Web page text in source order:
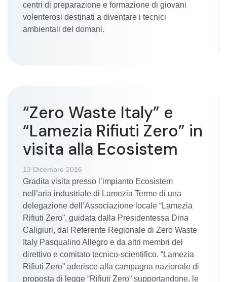
centri di preparazione e formazione di giovani
volenterosi destinati a diventare i tecnici
ambientali del domani.
“Zero Waste Italy” e
“Lamezia Rifiuti Zero” in
visita alla Ecosistem
13 Dicembre 2016
Gradita visita presso l’impianto Ecosistem
nell’aria industriale di Lamezia Terme di una
delegazione dell’Associazione locale “Lamezia
Rifiuti Zero”, guidata dalla Presidentessa Dina
Caligiuri, dal Referente Regionale di Zero Waste
Italy Pasqualino Allegro e da altri membri del
direttivo e comitato tecnico-scientifico. “Lamezia
Rifiuti Zero” aderisce alla campagna nazionale di
proposta di legge “Rifiuti Zero” supportandone, le